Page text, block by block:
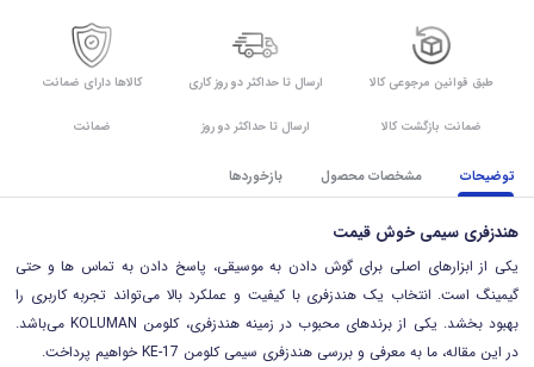
طبق قوانین مرجوعی کالا
ضمانت بازگشت کالا
ارسال تا حداکثر دو روز کاری
ارسال تا حداکثر دو روز
کالاها دارای ضمانت
ضمانت
توضیحات مشخصات محصول بازخوردها
هندزفری سیمی خوش قیمت
یکی از ابزارهای اصلی برای گوش دادن به موسیقی، پاسخ دادن به تماس ها و حتی
گیمینگ است. انتخاب یک هندزفری با کیفیت و عملکرد بالا می‌تواند تجربه کاربری را
بهبود بخشد. یکی از برندهای محبوب در زمینه هندزفری، کلومن KOLUMAN می‌باشد.
در این مقاله، ما به معرفی و بررسی هندزفری سیمی کلومن KE-17 خواهیم پرداخت.